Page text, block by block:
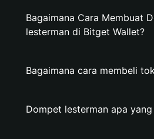
Bagaimana Cara Membuat
lesterman di Bitget Wallet?
Bagaimana cara membeli
Dompet lesterman apa